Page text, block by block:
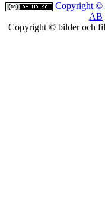
Copyright ©
AB
Copyright © bilder och